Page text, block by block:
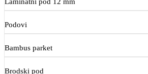
Podovi
Bambus parket
Brodski pod